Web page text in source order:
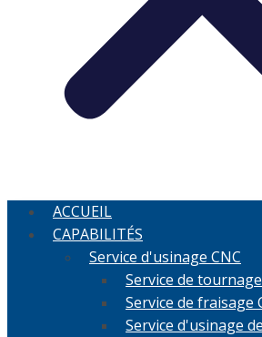
ACCUEIL
CAPABILITÉS
Service d'usinage CNC
Service de
Service de fraisage
Service d'usinage